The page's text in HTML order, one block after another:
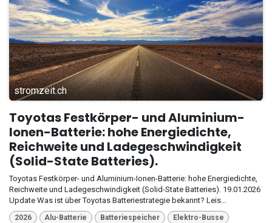
stromzeit.ch
Toyotas Festkörper- und Aluminium-
Ionen-Batterie: hohe Energiedichte,
Reichweite und Ladegeschwindigkeit
(Solid-State Batteries).
Toyotas Festkörper- und Aluminium-Ionen-Batterie: hohe Energiedichte,
Reichweite und Ladegeschwindigkeit (Solid-State Batteries). 19.01.2026
Update Was ist über Toyotas Batteriestrategie bekannt? Leis...
2026 Alu-Batterie Batteriespeicher Elektro-Busse